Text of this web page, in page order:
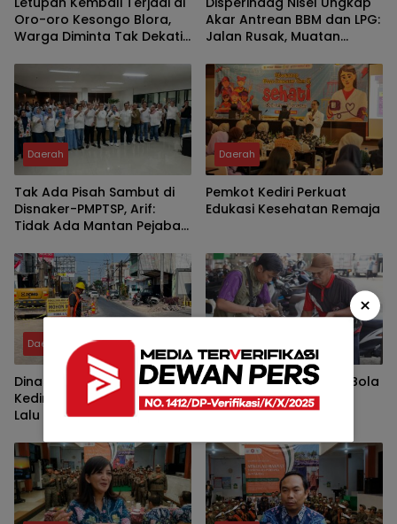
Oro-oro Kesongo Blora,
Warga Diminta Tak Dekati
Akar Antrean BBM dan LPG:
Jalan Rusak, Muatan
Terganggu
Daerah
Tak Ada Pisah Sambut di
Disnaker-PMPTSP, Arif:
Tidak Ada Mantan Pejabat,
Daerah
Pemkot Kediri Perkuat
Edukasi Kesehatan Remaja
Daerah
Dinas Perhubungan Kota
Kediri Terapkan Rekayasa
Lalu Lintas, Penutupan
Pemkot Kediri Jemput Bola
Layanan Tera Ulang
×